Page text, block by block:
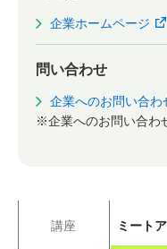
企業ホームページ
問い合わせ
企業へのお問い合わ
※企業へのお問い合わ
講座 ミート